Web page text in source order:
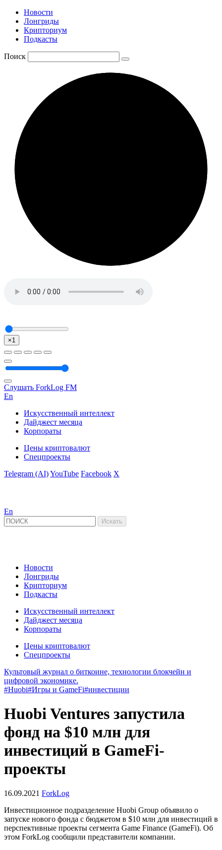
Новости
Лонгриды
Крипториум
Подкасты
Поиск
×1
Слушать ForkLog FM
En
Искусственный интеллект
Дайджест месяца
Корпораты
Цены криптовалют
Спецпроекты
Telegram (AI)YouTube Facebook X
En
Новости
Лонгриды
Крипториум
Подкасты
Искусственный интеллект
Дайджест месяца
Корпораты
Цены криптовалют
Спецпроекты
Культовый журнал о биткоине, технологии блокчейн и
цифровой экономике.
#Huobi#Игры и GameFi#инвестиции
Huobi Ventures запустила
фонд на $10 млн для
инвестиций в GameFi-
проекты
16.09.2021 ForkLog
Инвестиционное подразделение Huobi Group объявило о
запуске нового фонда с бюджетом в $10 млн для инвестиций в
перспективные проекты сегмента Game Finance (GameFi). Об
этом ForkLog сообщили представители компании.